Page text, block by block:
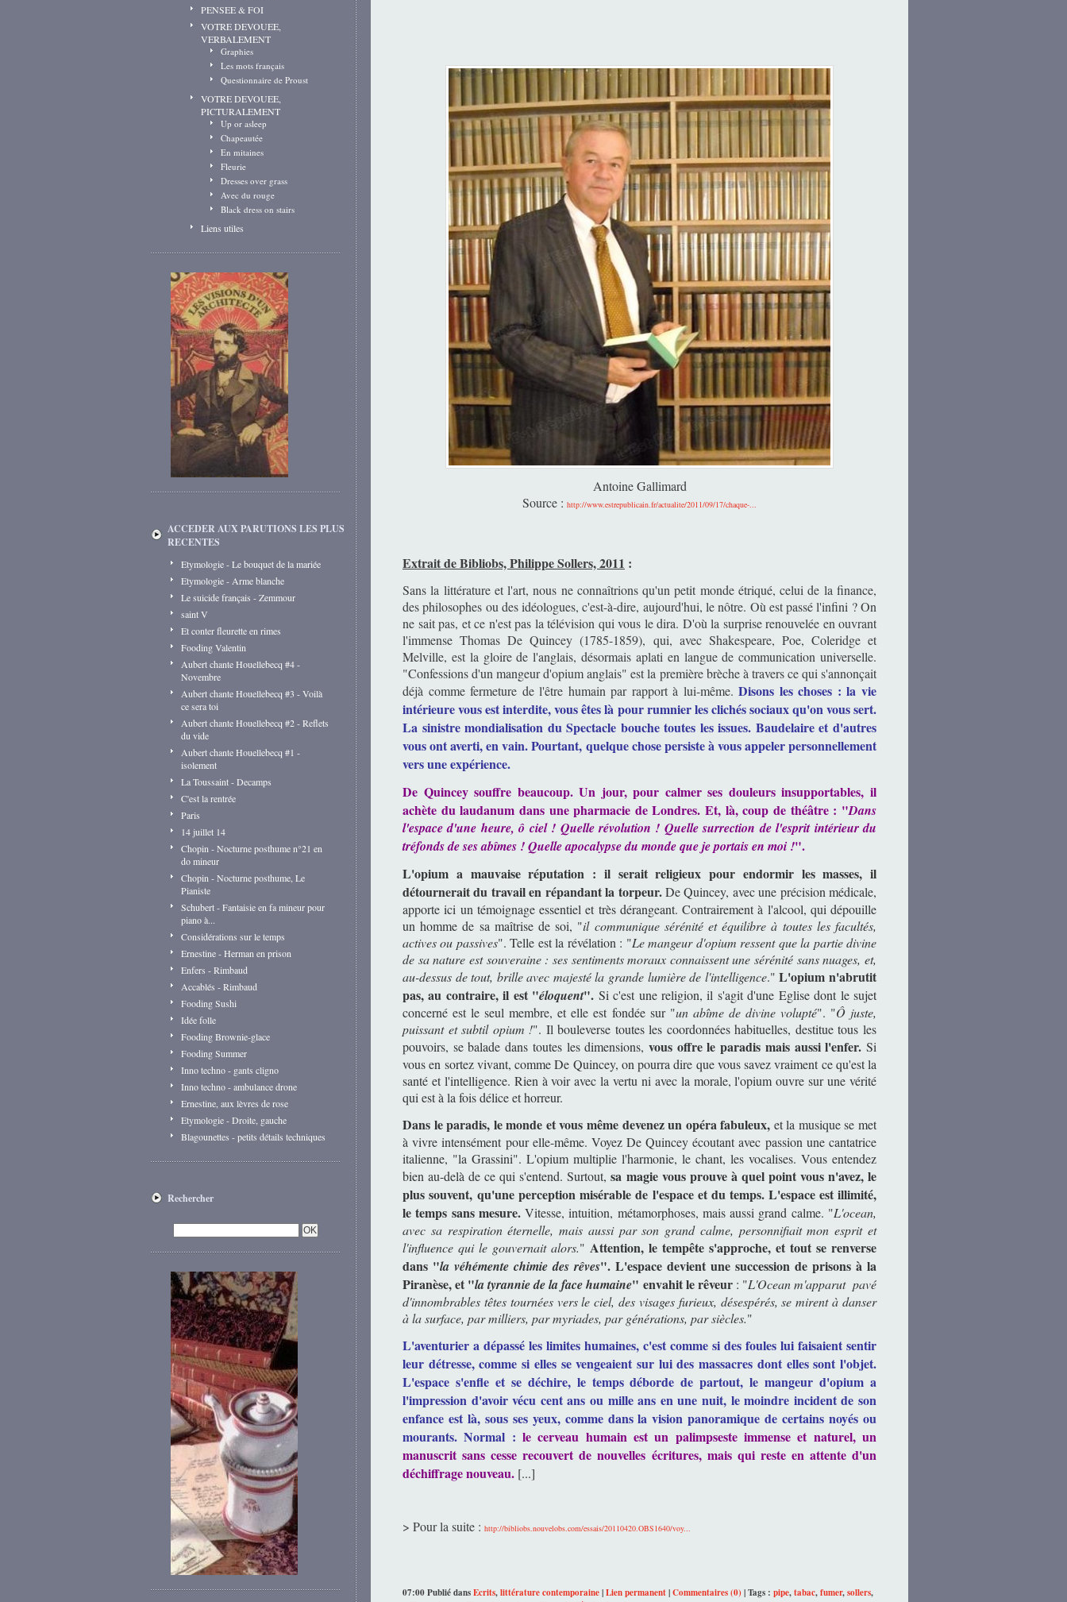
PENSEE & FOI
VOTRE DEVOUEE,
VERBALEMENT
Graphies
Les mots français
Questionnaire de Proust
VOTRE DEVOUEE,
PICTURALEMENT
Up or asleep
Chapeautée
En mitaines
Fleurie
Dresses over grass
Avec du rouge
Black dress on stairs
Liens utiles
ACCEDER AUX PARUTIONS LES PLUS
RECENTES
Etymologie - Le bouquet de la mariée
Etymologie - Arme blanche
Le suicide français - Zemmour
saint V
Et conter fleurette en rimes
Fooding Valentin
Aubert chante Houellebecq #4 -
Novembre
Aubert chante Houellebecq #3 - Voilà
ce sera toi
Aubert chante Houellebecq #2 - Reflets
du vide
Aubert chante Houellebecq #1 -
isolement
La Toussaint - Decamps
C'est la rentrée
Paris
14 juillet 14
Chopin - Nocturne posthume n°21 en
do mineur
Chopin - Nocturne posthume, Le
Pianiste
Schubert - Fantaisie en fa mineur pour
piano à...
Considérations sur le temps
Ernestine - Herman en prison
Enfers - Rimbaud
Accablés - Rimbaud
Fooding Sushi
Idée folle
Fooding Brownie-glace
Fooding Summer
Inno techno - gants cligno
Inno techno - ambulance drone
Ernestine, aux lèvres de rose
Etymologie - Droite, gauche
Blagounettes - petits détails techniques
Rechercher
Antoine Gallimard
Source : http://www.estrepublicain.fr/actualite/2011/09/17/chaque-...
Extrait de Bibliobs, Philippe Sollers, 2011 :
Sans la littérature et l'art, nous ne connaîtrions qu'un petit monde étriqué, celui de la finance,
des philosophes ou des idéologues, c'est-à-dire, aujourd'hui, le nôtre. Où est passé l'infini ? On
ne sait pas, et ce n'est pas la télévision qui vous le dira. D'où la surprise renouvelée en ouvrant
l'immense Thomas De Quincey (1785-1859), qui, avec Shakespeare, Poe, Coleridge et
Melville, est la gloire de l'anglais, désormais aplati en langue de communication universelle.
"Confessions d'un mangeur d'opium anglais" est la première brèche à travers ce qui s'annonçait
déjà comme fermeture de l'être humain par rapport à lui-même.Disons les choses : la vie
intérieure vous est interdite, vous êtes là pour rumnier les clichés sociaux qu'on vous sert.
La sinistre mondialisation du Spectacle bouche toutes les issues. Baudelaire et d'autres
vous ont averti, en vain. Pourtant, quelque chose persiste à vous appeler personnellement
vers une expérience.
De Quincey souffre beaucoup. Un jour, pour calmer ses douleurs insupportables, il
achète du laudanum dans une pharmacie de Londres. Et, là, coup de théâtre : "Dans
l'espace d'une heure, ô ciel ! Quelle révolution ! Quelle surrection de l'esprit intérieur du
tréfonds de ses abîmes ! Quelle apocalypse du monde que je portais en moi !".
L'opium a mauvaise réputation : il serait religieux pour endormir les masses, il
détournerait du travail en répandant la torpeur.De Quincey, avec une précision médicale,
apporte ici un témoignage essentiel et très dérangeant. Contrairement à l'alcool, qui dépouille
un homme de sa maîtrise de soi, "il communique sérénité et équilibre à toutes les facultés,
actives ou passives". Telle est la révélation : "Le mangeur d'opium ressent que la partie divine
de sa nature est souveraine : ses sentiments moraux connaissent une sérénité sans nuages, et,
au-dessus de tout, brille avec majesté la grande lumière de l'intelligence."L'opium n'abrutit
pas, au contraire, il est "éloquent". Si c'est une religion, il s'agit d'une Eglise dont le sujet
concerné est le seul membre, et elle est fondée sur "un abîme de divine volupté". "Ô juste,
puissant et subtil opium !". Il bouleverse toutes les coordonnées habituelles, destitue tous les
pouvoirs, se balade dans toutes les dimensions, vous offre le paradis mais aussi l'enfer. Si
vous en sortez vivant, comme De Quincey, on pourra dire que vous savez vraiment ce qu'est la
santé et l'intelligence. Rien à voir avec la vertu ni avec la morale, l'opium ouvre sur une vérité
qui est à la fois délice et horreur.
Dans le paradis, le monde et vous même devenez un opéra fabuleux, et la musique se met
à vivre intensément pour elle-même. Voyez De Quincey écoutant avec passion une cantatrice
italienne, "la Grassini". L'opium multiplie l'harmonie, le chant, les vocalises. Vous entendez
bien au-delà de ce qui s'entend. Surtout,sa magie vous prouve à quel point vous n'avez, le
plus souvent, qu'une perception misérable de l'espace et du temps. L'espace est illimité,
le temps sans mesure.Vitesse, intuition, métamorphoses, mais aussi grand calme. "L'ocean,
avec sa respiration éternelle, mais aussi par son grand calme, personnifiait mon esprit et
l'influence qui le gouvernait alors." Attention, le tempête s'approche, et tout se renverse
dans "la véhémente chimie des rêves". L'espace devient une succession de prisons à la
Piranèse, et "la tyrannie de la face humaine" envahit le rêveur: "L'Ocean m'apparut pavé
d'innombrables têtes tournées vers le ciel, des visages furieux, désespérés, se mirent à danser
à la surface, par milliers, par myriades, par générations, par siècles."
L'aventurier a dépassé les limites humaines, c'est comme si des foules lui faisaient sentir
leur détresse, comme si elles se vengeaient sur lui des massacres dont elles sont l'objet.
L'espace s'enfle et se déchire, le temps déborde de partout, le mangeur d'opium a
l'impression d'avoir vécu cent ans ou mille ans en une nuit, le moindre incident de son
enfance est là, sous ses yeux, comme dans la vision panoramique de certains noyés ou
mourants. Normal : le cerveau humain est un palimpseste immense et naturel, un
manuscrit sans cesse recouvert de nouvelles écritures, mais qui reste en attente d'un
déchiffrage nouveau. [...]
> Pour la suite : http://bibliobs.nouvelobs.com/essais/20110420.OBS1640/voy...
07:00 Publié dansEcrits,littérature contemporaine|Lien permanent|Commentaires (0) | Tags : pipe,tabac,fumer,sollers,